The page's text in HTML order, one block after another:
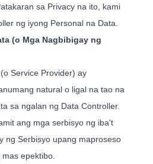
sa Privacy na ito, kami
ng iyong Personal na Data.
(o Mga Nagbibigay ng
Service Provider) ay
natural o ligal na tao na
sa ngalan ng Data Controller.
ang mga serbisyo ng iba't
ng Serbisyo upang maproseso
epektibo.